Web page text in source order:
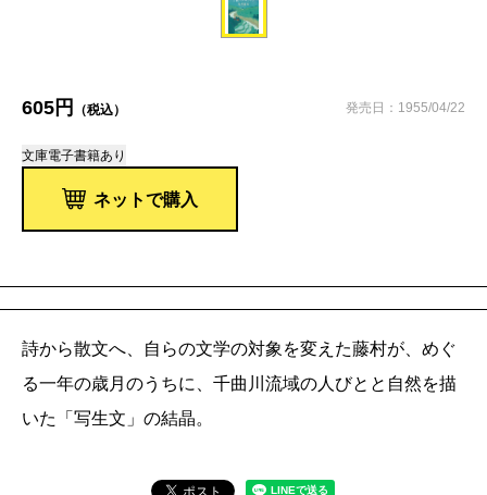
605円 （税込） 発売日：1955/04/22
文庫電子書籍あり
ネットで購入
詩から散文へ、自らの文学の対象を変えた藤村が、めぐ
る一年の歳月のうちに、千曲川流域の人びとと自然を描
いた「写生文」の結晶。